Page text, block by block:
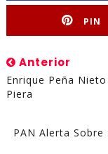
PIN
Anterior
Enrique Peña
Piera
PAN Alerta